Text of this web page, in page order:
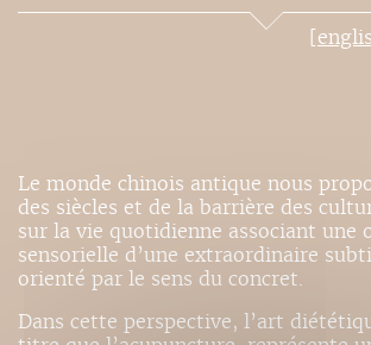
Le monde chinois antique nous
des siècles et de la barrière des
sur la vie quotidienne associant une
sensorielle d’une extraordinaire
orienté par le sens du concret.
Dans cette perspective, l’art